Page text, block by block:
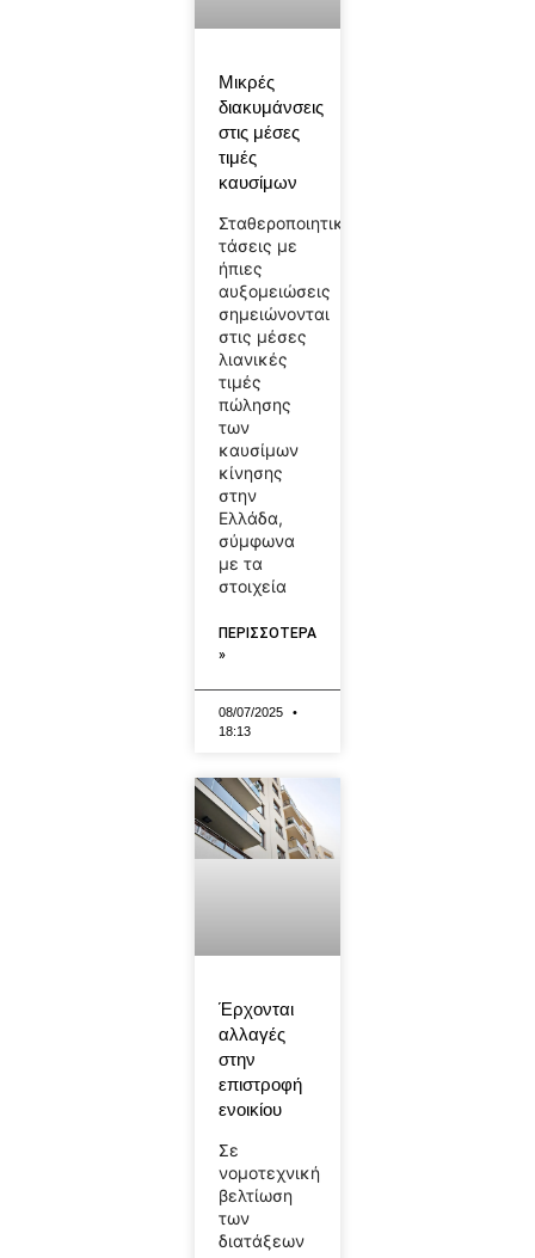
Μικρές
διακυμάνσεις
στις μέσες
τιμές
καυσίμων
Σταθεροποιητικές
τάσεις με
ήπιες
αυξομειώσεις
σημειώνονται
στις μέσες
λιανικές
τιμές
πώλησης
των
καυσίμων
κίνησης
στην
Ελλάδα,
σύμφωνα
με τα
στοιχεία
ΠΕΡΙΣΣΟΤΕΡΑ
»
08/07/2025
18:13
Έρχονται
αλλαγές
στην
επιστροφή
ενοικίου
Σε
νομοτεχνική
βελτίωση
των
διατάξεων